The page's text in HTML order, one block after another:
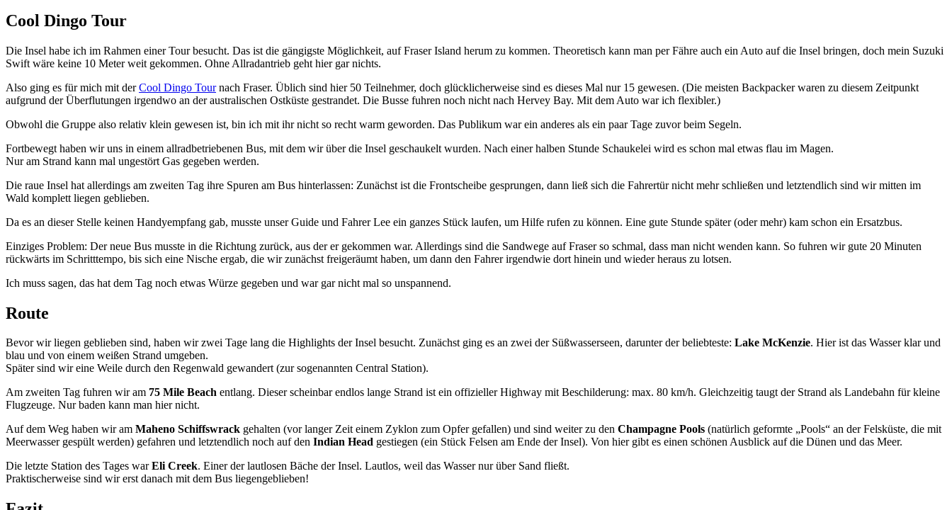
Cool Dingo Tour
Die Insel habe ich im Rahmen einer Tour besucht. Das ist die gängigste Möglichkeit, auf Fraser Island herum zu kommen. Theoretisch kann man per Fähre auch ein Auto auf die Insel bringen, doch mein Suzuki
Swift wäre keine 10 Meter weit gekommen. Ohne Allradantrieb geht hier gar nichts.
Also ging es für mich mit derCool Dingo Tournach Fraser. Üblich sind hier 50 Teilnehmer, doch glücklicherweise sind es dieses Mal nur 15 gewesen. (Die meisten Backpacker waren zu diesem Zeitpunkt
aufgrund der Überflutungen irgendwo an der australischen Ostküste gestrandet. Die Busse fuhren noch nicht nach Hervey Bay. Mit dem Auto war ich flexibler.)
Obwohl die Gruppe also relativ klein gewesen ist, bin ich mit ihr nicht so recht warm geworden. Das Publikum war ein anderes als ein paar Tage zuvor beim Segeln.
Fortbewegt haben wir uns in einem allradbetriebenen Bus, mit dem wir über die Insel geschaukelt wurden. Nach einer halben Stunde Schaukelei wird es schon mal etwas flau im Magen.
Nur am Strand kann mal ungestört Gas gegeben werden.
Die raue Insel hat allerdings am zweiten Tag ihre Spuren am Bus hinterlassen: Zunächst ist die Frontscheibe gesprungen, dann ließ sich die Fahrertür nicht mehr schließen und letztendlich sind wir mitten im
Wald komplett liegen geblieben.
Da es an dieser Stelle keinen Handyempfang gab, musste unser Guide und Fahrer Lee ein ganzes Stück laufen, um Hilfe rufen zu können. Eine gute Stunde später (oder mehr) kam schon ein Ersatzbus.
Einziges Problem: Der neue Bus musste in die Richtung zurück, aus der er gekommen war. Allerdings sind die Sandwege auf Fraser so schmal, dass man nicht wenden kann. So fuhren wir gute 20 Minuten
rückwärts im Schritttempo, bis sich eine Nische ergab, die wir zunächst freigeräumt haben, um dann den Fahrer irgendwie dort hinein und wieder heraus zu lotsen.
Ich muss sagen, das hat dem Tag noch etwas Würze gegeben und war gar nicht mal so unspannend.
Route
Bevor wir liegen geblieben sind, haben wir zwei Tage lang die Highlights der Insel besucht. Zunächst ging es an zwei der Süßwasserseen, darunter der beliebteste: Lake McKenzie. Hier ist das Wasser klar und
blau und von einem weißen Strand umgeben.
Später sind wir eine Weile durch den Regenwald gewandert (zur sogenannten Central Station).
Am zweiten Tag fuhren wir am 75 Mile Beach entlang. Dieser scheinbar endlos lange Strand ist ein offizieller Highway mit Beschilderung: max. 80 km/h. Gleichzeitig taugt der Strand als Landebahn für kleine
Flugzeuge. Nur baden kann man hier nicht.
Auf dem Weg haben wir am Maheno Schiffswrack gehalten (vor langer Zeit einem Zyklon zum Opfer gefallen) und sind weiter zu den Champagne Pools (natürlich geformte „Pools“ an der Felsküste, die mit
Meerwasser gespült werden) gefahren und letztendlich noch auf den Indian Head gestiegen (ein Stück Felsen am Ende der Insel). Von hier gibt es einen schönen Ausblick auf die Dünen und das Meer.
Die letzte Station des Tages warEli Creek. Einer der lautlosen Bäche der Insel. Lautlos, weil das Wasser nur über Sand fließt.
Praktischerweise sind wir erst danach mit dem Bus liegengeblieben!